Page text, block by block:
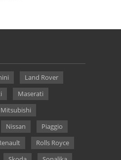
Land Rover
Maserati
Mitsubishi
Nissan
Piaggio
Rolls Royce